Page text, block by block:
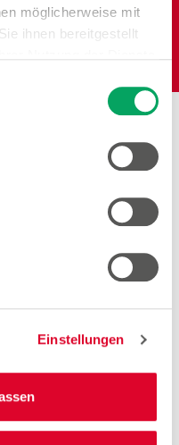
möglicherweise mit
ihnen bereitgestellt
Sie
Einstellungen